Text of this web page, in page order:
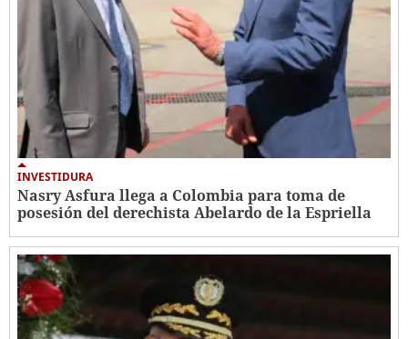
INVESTIDURA
Nasry Asfura llega a Colombia para toma de
posesión del derechista Abelardo de la Espriella